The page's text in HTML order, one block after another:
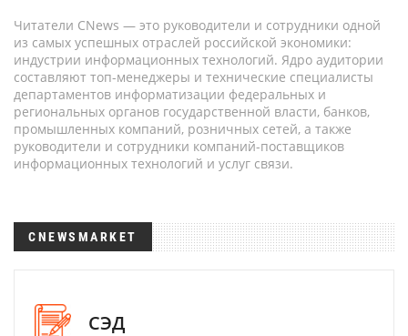
Читатели CNews — это руководители и сотрудники одной
из самых успешных отраслей российской экономики:
индустрии информационных технологий. Ядро аудитории
составляют топ-менеджеры и технические специалисты
департаментов информатизации федеральных и
региональных органов государственной власти, банков,
промышленных компаний, розничных сетей, а также
руководители и сотрудники компаний-поставщиков
информационных технологий и услуг связи.
CNEWSMARKET
СЭД